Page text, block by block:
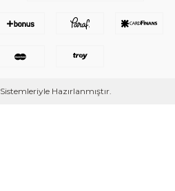
Sistemleriyle Hazırlanmıştır.